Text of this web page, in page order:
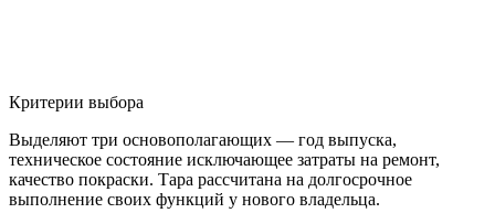
Критерии выбора
Выделяют три основополагающих — год выпуска,
техническое состояние исключающее затраты на ремонт,
качество покраски. Тара рассчитана на долгосрочное
выполнение своих функций у нового владельца.